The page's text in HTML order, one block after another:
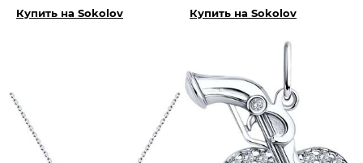
Купить на Sokolov
Купить на Sokolov